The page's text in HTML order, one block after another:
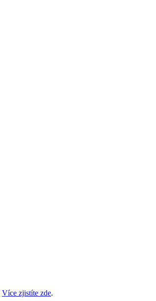
Více zjistíte zde.